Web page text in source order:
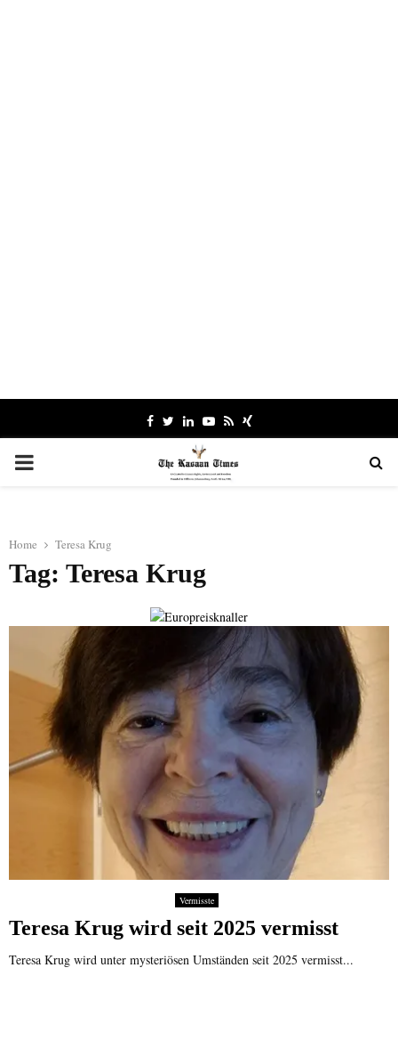
Facebook
TwitterLinkedinYoutube
RssXing
PRIMARY
Home Teresa Krug
Tag: Teresa Krug
Vermisste
Teresa Krug wird seit 2025 vermisst
Teresa Krug wird unter mysteriösen Umständen seit 2025 vermisst...